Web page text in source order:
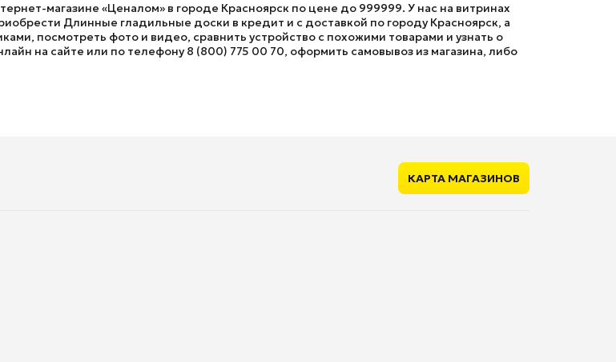
магазине «Ценалом» в городе Красноярск по цене до 999999. У нас на витринах
Длинные гладильные доски в кредит и с доставкой по городу Красноярск, а
посмотреть фото и видео, сравнить устройство с похожими товарами и узнать о
на сайте или по телефону 8 (800) 775 00 70, оформить самовывоз из магазина, либо
КАРТА МАГАЗИНОВ